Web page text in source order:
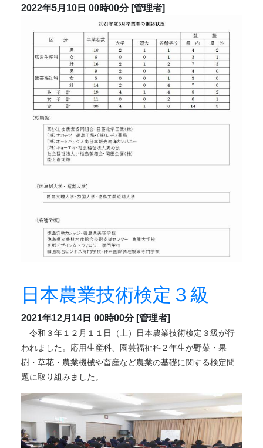
2022年5月10日 00時00分 [管理者]
日本農業技術検定３級
2021年12月14日 00時00分 [管理者]
令和３年１２月１１日（土）日本農業技術検定３級が行
われました。応用生産科、園芸福祉科２年生が野菜・果
樹・草花・農業機械や畜産など農業の基礎に関する検定問
題に取り組みました。